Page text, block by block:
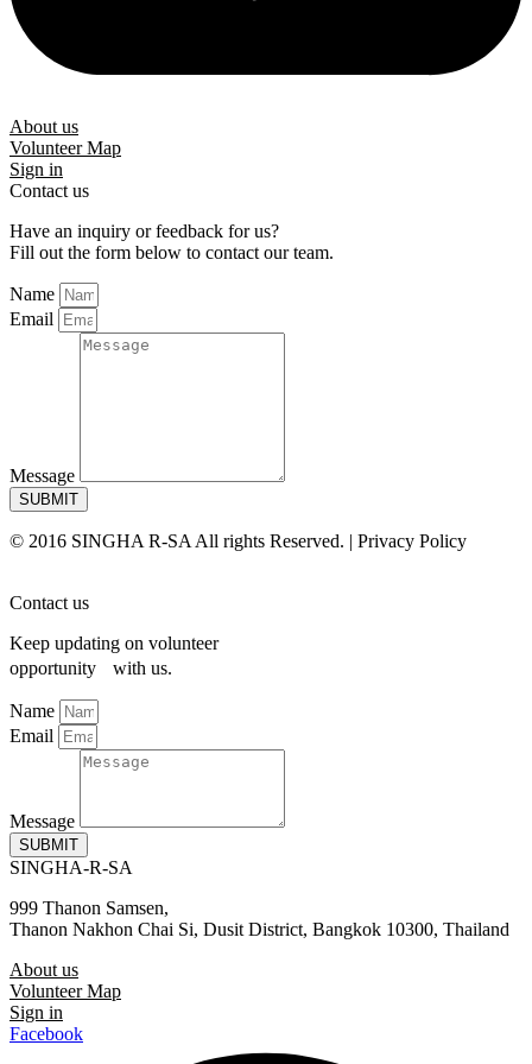
About us
Volunteer Map
Sign in
Contact us
Have an inquiry or feedback for us?
Fill out the form below to contact our team.
Name
Email
Message
SUBMIT
© 2016 SINGHA R-SA All rights Reserved. | Privacy Policy
Contact us
Keep updating on volunteer
opportunity with us.
Name
Email
Message
SUBMIT
SINGHA-R-SA
999 Thanon Samsen,
Thanon Nakhon Chai Si, Dusit District, Bangkok 10300, Thailand
About us
Volunteer Map
Sign in
Facebook